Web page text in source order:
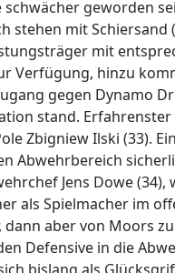
geworden
stehen mit Schiersand
mit
Verfügung, hinzu
gegen Dynamo
stand.
Zbigniew Ilski (33).
Abwehrbereich
Jens Dowe (34),
als Spielmacher im
dann aber von Moors
Defensive in die